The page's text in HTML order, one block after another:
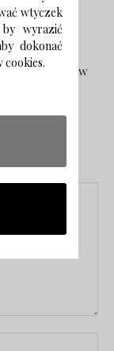
-
Sloan
zacisze w
wtyczek
by wyrazić
dokonać
cookies.